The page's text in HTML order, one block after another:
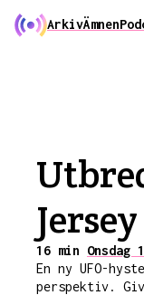
ArkivÄmnen
16 min Onsdag
En ny UFO-
perspektiv.